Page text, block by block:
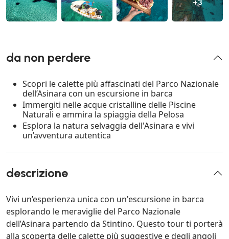
+3
da non perdere
Scopri le calette più affascinati del Parco Nazionale
dell’Asinara con un escursione in barca
Immergiti nelle acque cristalline delle Piscine
Naturali e ammira la spiaggia della Pelosa
Esplora la natura selvaggia dell'Asinara e vivi
un’avventura autentica
descrizione
Vivi un’esperienza unica con un'escursione in barca
esplorando le meraviglie del Parco Nazionale
dell’Asinara partendo da Stintino. Questo tour ti porterà
alla scoperta delle calette più suggestive e degli angoli